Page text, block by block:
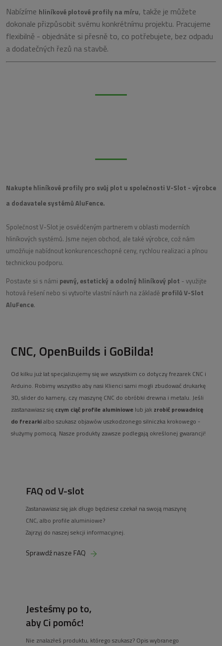
Nabízíme hliníkové plotové profily na míru, takže je můžete
dokonale přizpůsobit svému konkrétnímu projektu. Pracujeme
flexibilně - objednáte si přesně to, co potřebujete, bez odpadu
a dodatečných řezů na stavbě.
Nakupte hliníkové profily pro svůj plot u společnosti V-Slot - výrobce
a dodavatele systémů AluFence.
Společnost V-Slot je osvědčeným partnerem v oblasti moderních
hliníkových systémů. Jsme nejen obchod, ale také výrobce, což nám
umožňuje nabídnout konkurenceschopné ceny, rychlou realizaci a plnou
technickou podporu.
Postavte si s námi pevný, estetický a odolný hliníkový plot - využijte
hotová řešení nebo si vytvořte vlastní návrh na základě profilů V-Slot
AluFence.
CNC, OpenBuilds i GoBilda!
Od kilku już lat specjalizujemy się we wszystkim co dotyczy frezarek CNC i
Arduino. Robimy wszystko aby nasi Klienci sami mogli zbudować drukarkę
3D, slider do kamery, czy maszynę CNC do obróbki drewna i metalu. Jeśli
zastanawiasz się czym ciąć profile aluminiowe lub jak zrobić prowadnicę
do frezarkialbo szukasz objawów uszkodzonego silniczka krokowego -
służymy pomocą. Nasze produkty zawsze podlegają określonej gwarancji!
FAQ od V-slot
Zastanawiasz się jak długo będziesz czekał na swoją maszynę
CNC, albo profile aluminiowe?
Zajrzyj do naszej sekcji informacyjnej.
Sprawdź nasze FAQ
Jesteśmy po to,
aby Ci pomóc!
Nie znalazłeś produktu, którego szukasz? Opis wybranego